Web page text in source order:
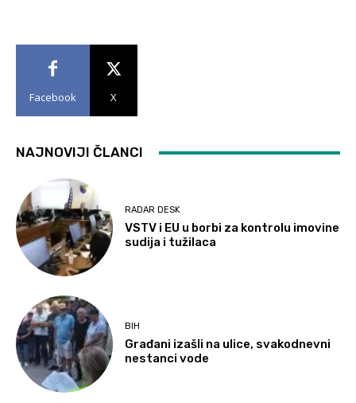
Facebook X
NAJNOVIJI ČLANCI
RADAR DESK
VSTV i EU u borbi za kontrolu imovine
sudija i tužilaca
BIH
Građani izašli na ulice, svakodnevni
nestanci vode